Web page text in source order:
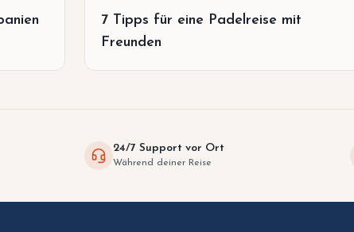
7 Tipps für eine Padelreise mit
Freunden
24/7 Support vor Ort
Während deiner Reise